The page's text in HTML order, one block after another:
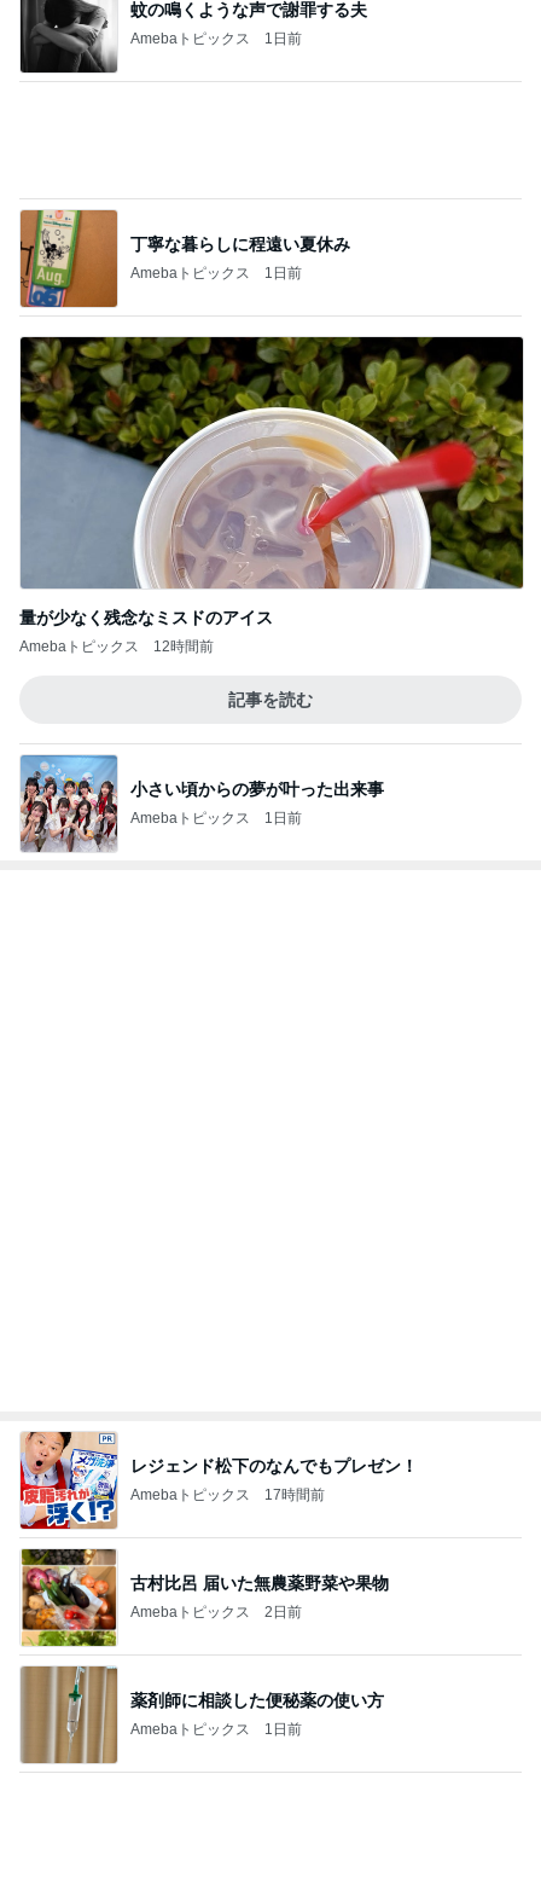
蚊の鳴くような声で謝罪する夫
Amebaトピックス 1日前
丁寧な暮らしに程遠い夏休み
Amebaトピックス 1日前
量が少なく残念なミスドのアイス
Amebaトピックス 12時間前
記事を読む
小さい頃からの夢が叶った出来事
Amebaトピックス 1日前
レジェンド松下のなんでもプレゼン！
Amebaトピックス 17時間前
古村比呂 届いた無農薬野菜や果物
Amebaトピックス 2日前
薬剤師に相談した便秘薬の使い方
Amebaトピックス 1日前